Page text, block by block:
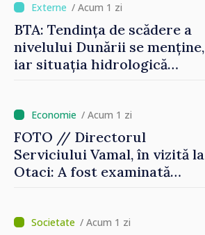
/ Acum 1 zi
BTA: Tendința de scădere a
nivelului Dunării se menține,
iar situația hidrologică
/ Acum 1 zi
FOTO // Directorul
Serviciului Vamal, în vizită la
Otaci: A fost examinată
performant/ Acum 1 zi